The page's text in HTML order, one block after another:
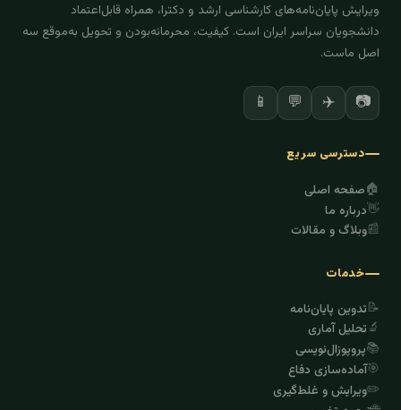
ویرایش پایان‌نامه‌های کارشناسی ارشد و دکترا، همراه قابل‌اعتماد
دانشجویان سراسر ایران است. کیفیت، محرمانه‌بودن و تحویل به‌موقع سه
اصل ماست.
📷
✈️
💬
📱
دسترسی سریع
🏠صفحه اصلی
👋درباره ما
📰وبلاگ و مقالات
خدمات
📝تدوین پایان‌نامه
🔬تحلیل آماری
📚پروپوزال‌نویسی
🎯آماده‌سازی دفاع
✏️ویرایش و غلط‌گیری